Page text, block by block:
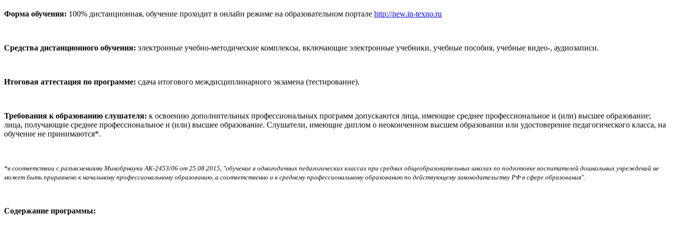
Форма обучения: 100% дистанционная, обучение проходит в онлайн режиме на образовательном портале http://new.in-texno.ru
Средства дистанционного обучения: электронные учебно-методические комплексы, включающие электронные учебники, учебные пособия, учебные видео-, аудиозаписи.
Итоговая аттестация по программе: сдача итогового междисциплинарного экзамена (тестирование).
Требования к образованию слушателя: к освоению дополнительных профессиональных программ допускаются лица, имеющие среднее профессиональное и (или) высшее образование;
лица, получающие среднее профессиональное и (или) высшее образование. Слушатели, имеющие диплом о неоконченном высшем образовании или удостоверение педагогического класса, на
обучение не принимаются*.
*в соответствии с разъяснениями Минобрнауки АК-2453/06 от 25.08.2015, "обучение в одногодичных педагогических классах при средних общеобразовательных школах по подготовке воспитателей дошкольных учреждений не
может быть приравнено к начальному профессиональному образованию, а соответственно и к среднему профессиональному образованию по действующему законодательству РФ в сфере образования".
Содержание программы: